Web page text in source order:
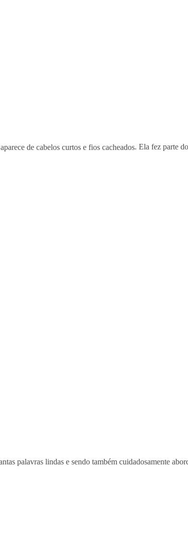
aparece de cabelos curtos e fios cacheados. Ela fez parte
palavras lindas e sendo também cuidadosamente